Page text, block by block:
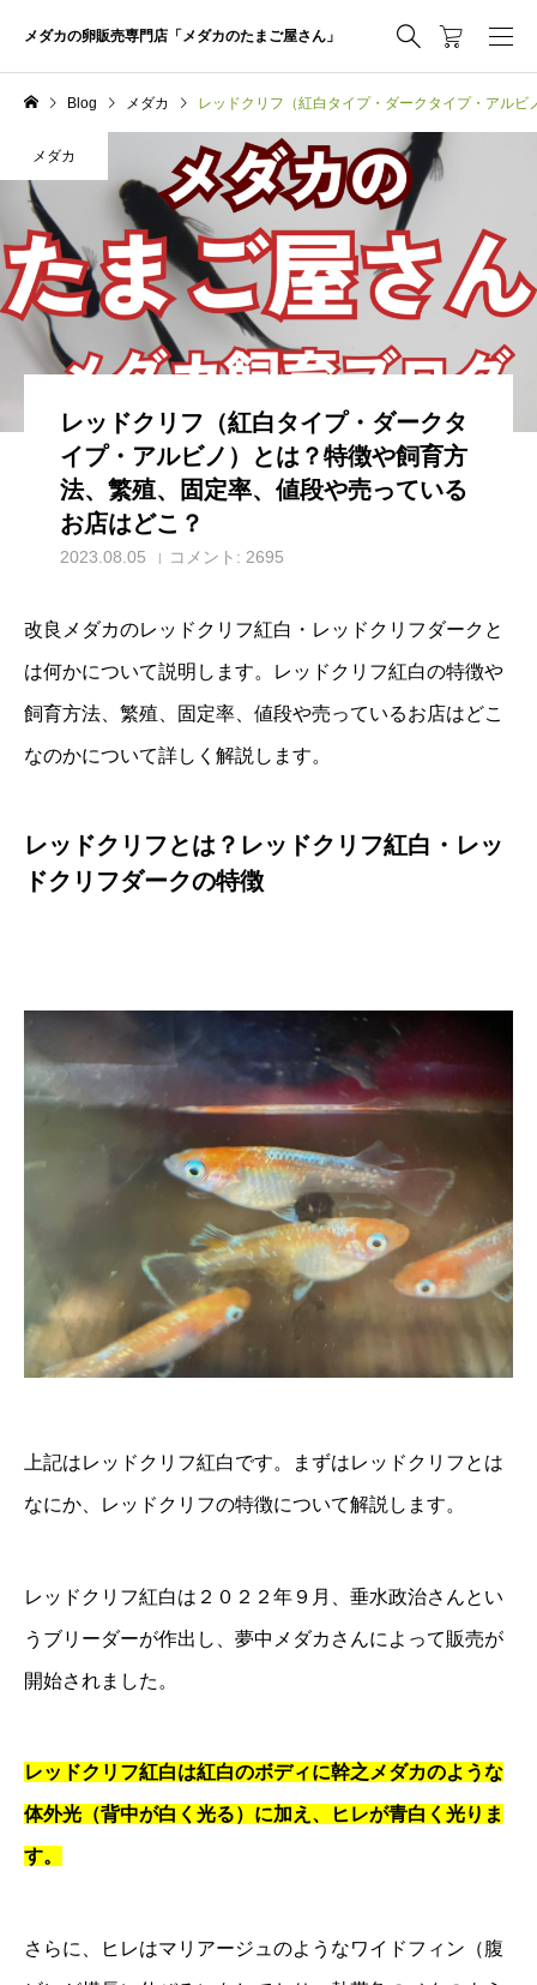
メダカの卵販売専門店「メダカのたまご屋さん」
Blog メダカ レッドクリフ（紅白タイプ・ダークタイプ・アル
メダカ
レッドクリフ（紅白タイプ・ダークタ
イプ・アルビノ）とは？特徴や飼育方
法、繁殖、固定率、値段や売っている
お店はどこ？
2023.08.05 コメント: 2695
改良メダカのレッドクリフ紅白・レッドクリフダークと
は何かについて説明します。レッドクリフ紅白の特徴や
飼育方法、繁殖、固定率、値段や売っているお店はどこ
なのかについて詳しく解説します。
レッドクリフとは？レッドクリフ紅白・レッ
ドクリフダークの特徴
上記はレッドクリフ紅白です。まずはレッドクリフとは
なにか、レッドクリフの特徴について解説します。
レッドクリフ紅白は２０２２年９月、垂水政治さんとい
うブリーダーが作出し、夢中メダカさんによって販売が
開始されました。
レッドクリフ紅白は紅白のボディに幹之メダカのような
体外光（背中が白く光る）に加え、ヒレが青白く光りま
す。
さらに、ヒレはマリアージュのようなワイドフィン（腹